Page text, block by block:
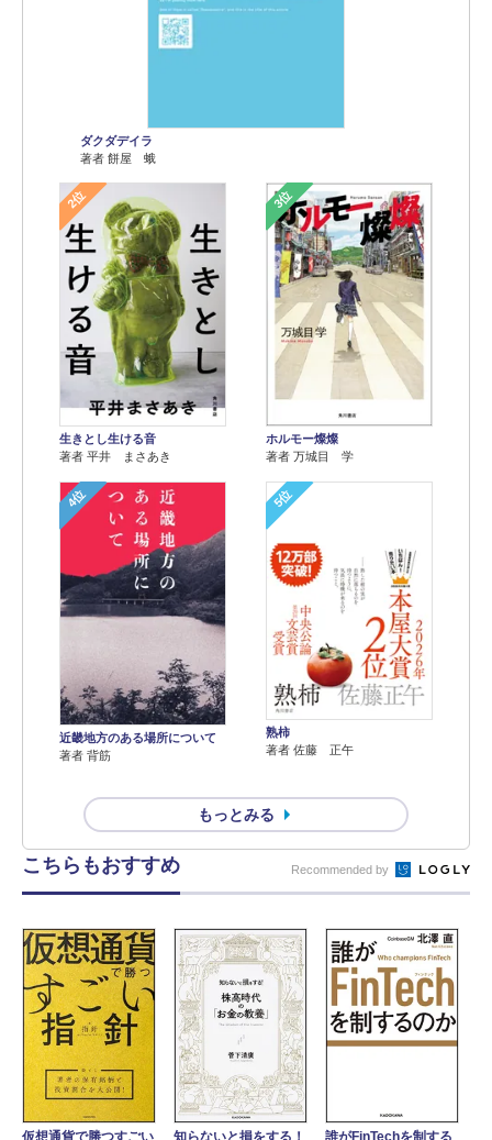
ダクダデイラ
著者 餅屋 蛾
2位
生きとし生ける音
著者 平井 まさあき
3位
ホルモー燦燦
著者 万城目 学
4位
近畿地方のある場所について
著者 背筋
5位
熟柿
著者 佐藤 正午
もっとみる
こちらもおすすめ Recommended by